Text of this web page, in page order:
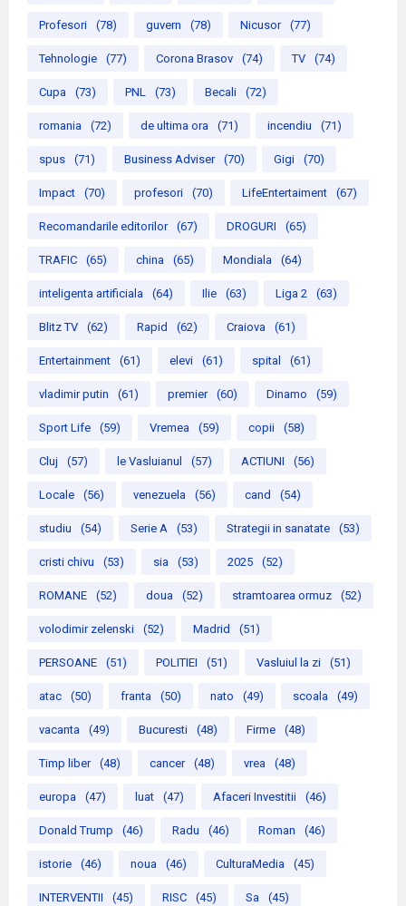
Profesori (78) guvern (78) Nicusor (77)
Tehnologie (77) Corona Brasov (74) TV (74)
Cupa (73) PNL (73) Becali (72)
romania (72) de ultima ora (71) incendiu (71)
spus (71) Business Adviser (70) Gigi (70)
Impact (70) profesori (70) LifeEntertaiment (67)
Recomandarile editorilor (67) DROGURI (65)
TRAFIC (65) china (65) Mondiala (64)
inteligenta artificiala (64) Ilie (63) Liga 2 (63)
Blitz TV (62) Rapid (62) Craiova (61)
Entertainment (61) elevi (61) spital (61)
vladimir putin (61) premier (60) Dinamo (59)
Sport Life (59) Vremea (59) copii (58)
Cluj (57) le Vasluianul (57) ACTIUNI (56)
Locale (56) venezuela (56) cand (54)
studiu (54) Serie A (53) Strategii in sanatate (53)
cristi chivu (53) sia (53) 2025 (52)
ROMANE (52) doua (52) stramtoarea ormuz (52)
volodimir zelenski (52) Madrid (51)
PERSOANE (51) POLITIEI (51) Vasluiul la zi (51)
atac (50) franta (50) nato (49) scoala (49)
vacanta (49) Bucuresti (48) Firme (48)
Timp liber (48) cancer (48) vrea (48)
europa (47) luat (47) Afaceri Investitii (46)
Donald Trump (46) Radu (46) Roman (46)
istorie (46) noua (46) CulturaMedia (45)
INTERVENTII (45) RISC (45) Sa (45)